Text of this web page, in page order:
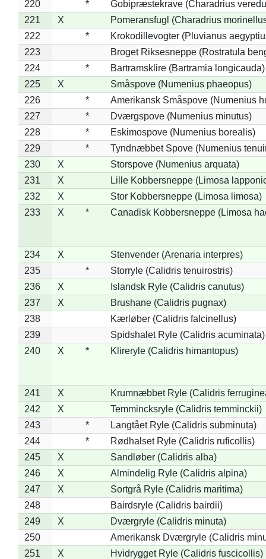
220 *
Gobipræstekrave (Charadrius
221
X
Pomeransfugl (Charadrius
222
*
Krokodillevogter (Pluvianus
223
Broget Riksesneppe (Rostratula
224
*
Bartramsklire (Bartramia longicauda)
225
X
Småspove (Numenius phaeopus)
226
*
Amerikansk Småspove (Numenius
227
*
Dværgspove (Numenius minutus)
228
*
Eskimospove (Numenius borealis)
229
*
Tyndnæbbet Spove (Numenius
230
X
Storspove (Numenius arquata)
231
X
Lille Kobbersneppe (Limosa
232
X
Stor Kobbersneppe (Limosa limosa)
233
X * Canadisk Kobbersneppe (Limosa
234 X
Stenvender (Arenaria interpres)
235
*
Storryle (Calidris tenuirostris)
236
X
Islandsk Ryle (Calidris canutus)
237
X
Brushane (Calidris pugnax)
238
Kærløber (Calidris falcinellus)
239
Spidshalet Ryle (Calidris acuminata)
240
X * Klireryle (Calidris himantopus)
241 X
Krumnæbbet Ryle (Calidris
242
X
Temmincksryle (Calidris temminckii)
243
*
Langtået Ryle (Calidris subminuta)
244
*
Rødhalset Ryle (Calidris ruficollis)
245
X
Sandløber (Calidris alba)
246
X
Almindelig Ryle (Calidris alpina)
247
X
Sortgrå Ryle (Calidris maritima)
248
Bairdsryle (Calidris bairdii)
249
X
Dværgryle (Calidris minuta)
250
Amerikansk Dværgryle (Calidris
251
X
Hvidrygget Ryle (Calidris fuscicollis)